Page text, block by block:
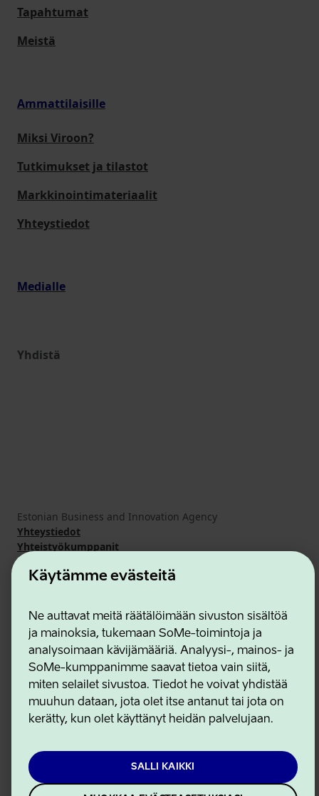
Käytämme evästeitä
Ne auttavat meitä räätälöimään sivuston sisältöä
ja mainoksia, tukemaan SoMe-toimintoja ja
analysoimaan kävijämääriä. Analyysi-, mainos- ja
SoMe-kumppanimme saavat tietoa vain siitä,
miten selailet sivustoa. Tiedot he voivat yhdistää
muuhun dataan, jota olet itse antanut tai jota on
kerätty, kun olet käyttänyt heidän palvelujaan.
SALLI KAIKKI
Tapahtumat
Meistä
Ammattilaisille
Miksi Viroon?
Tutkimukset ja tilastot
Markkinointimateriaalit
Yhteystiedot
Medialle
Yhdistä
Estonian Business and Innovation Agency
Yhteystiedot
Yhteistyökumppanit
Käyttöehdot
Eväste- ja tietosuojakäytäntö